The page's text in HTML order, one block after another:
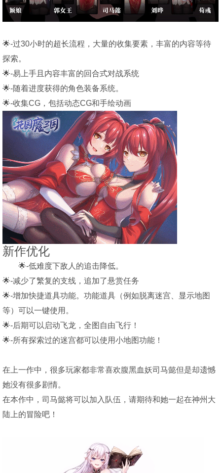
🌟-过30小时的超长流程，大量的收集要素，丰富的内容等待
探索。
🌟-易上手且内容丰富的回合式对战系统
🌟-随着进度获得的角色装备系统。
🌟-收集CG，包括动态CG和手绘动画
新作优化
🌟-低难度下敌人的追击降低。
🌟-减少了繁复的支线，追加了悬赏任务
🌟-增加快捷道具功能。功能道具（例如脱离迷宫、显示地图
等）可以一键使用。
🌟-后期可以启动飞龙，全图自由飞行！
🌟-所有探索过的迷宫都可以使用小地图功能！
在上一作中，很多玩家都非常喜欢腹黑血妖司马懿但是却遗憾
她没有很多剧情。
在本作中，司马懿将可以加入队伍，请期待和她一起在神州大
陆上的冒险吧！